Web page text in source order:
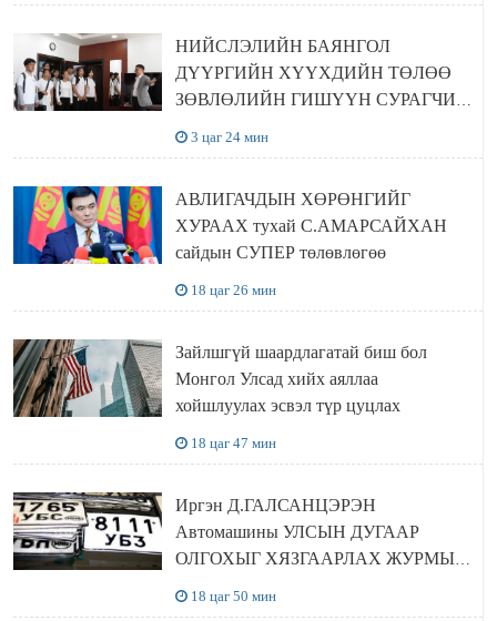
НИЙСЛЭЛИЙН БАЯНГОЛ
ДҮҮРГИЙН ХҮҮХДИЙН ТӨЛӨӨ
ЗӨВЛӨЛИЙН ГИШҮҮН СУРАГЧИД
3 цаг 24 мин
АВЛИГАЧДЫН ХӨРӨНГИЙГ
ХУРААХ тухай С.АМАРСАЙХАН
сайдын СУПЕР төлөвлөгөө
18 цаг 26 мин
Зайлшгүй шаардлагатай биш бол
Монгол Улсад хийх аяллаа
хойшлуулах эсвэл түр цуцлах
18 цаг 47 мин
Иргэн Д.ГАЛСАНЦЭРЭН
Автомашины УЛСЫН ДУГААР
ОЛГОХЫГ ХЯЗГААРЛАХ ЖУРМЫГ
18 цаг 50 мин